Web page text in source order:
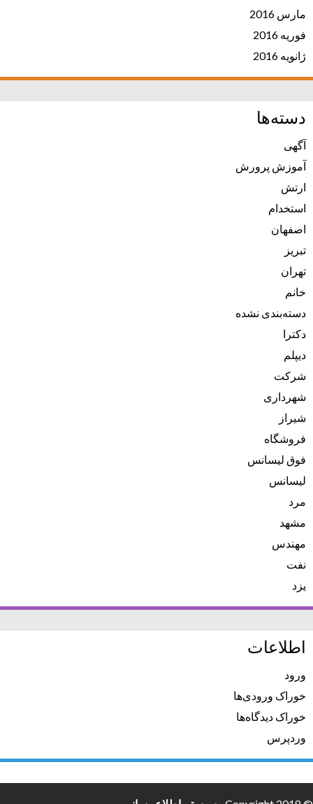
مارس 2016
فوریه 2016
ژانویه 2016
دسته‌ها
آگهی
آموزش پرورش
ارتش
استخدام
اصفهان
تبریز
تهران
خانم
دسته‌بندی نشده
دکترا
دیپلم
شرکت
شهرداری
شیراز
فروشگاه
فوق لیسانس
لیسانس
مرد
مشهد
مهندس
نفت
یزد
اطلاعات
ورود
خوراک ورودی‌ها
خوراک دیدگاه‌ها
وردپرس